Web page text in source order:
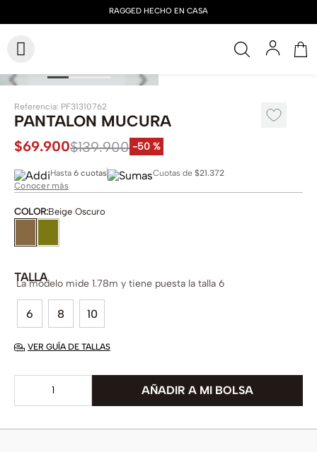
Referencia: PF31310762
PANTALON MUCURA
$69.900$139.900 -50 %
Hasta 6 cuotas Cuotas de $21.372
Conocer más
COLOR:Beige Oscuro
TALLA
6 8 10
La modelo mide 1.78m y tiene puesta la talla 6
VER GUÍA DE TALLAS